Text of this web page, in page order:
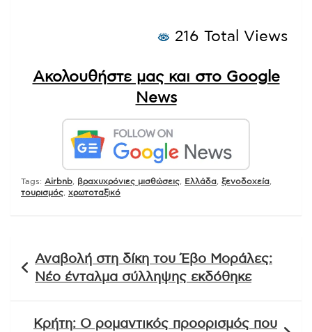
216 Total Views
Ακολουθήστε μας και στο Google
News
Tags: Airbnb βραχυχρόνιες μισθώσεις Ελλάδα ξενοδοχεία
τουρισμός χρωτοταξικό
άρθρων
Αναβολή στη δίκη του Έβο Μοράλες:
Νέο ένταλμα σύλληψης εκδόθηκε
Κρήτη: Ο ρομαντικός προορισμός που